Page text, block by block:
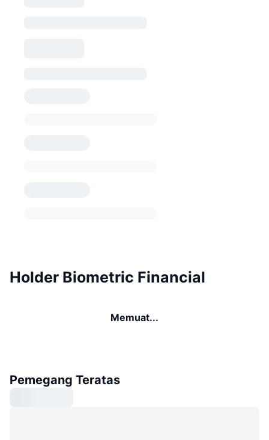
Holder Biometric Financial
Memuat...
Pemegang Teratas